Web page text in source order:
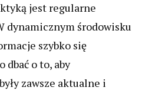
jest regularne
dynamicznym środowisku
szybko się
dbać o to, aby
zawsze aktualne i